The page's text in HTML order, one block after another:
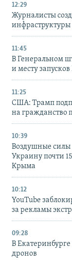
12:29
Журналисты
инфраструктуры
11:45
В Генеральном
и месту
11:25
США: Трамп
на гражданство
10:39
Воздушные силы
Украину почти
Крыма
10:12
YouTube
за рекламы
09:28
В
дронов